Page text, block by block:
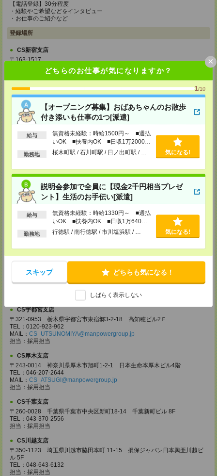
どちらのお仕事が気になりますか？
1/10
【オープニング募集】おばあちゃんのお散歩
付き添いも仕事の1つ[派遣]
給与
無資格未経験：時給1500円～ ■週払
いOK ■扶養内OK ■日収1万2000円
以上
勤務地 桜木町駅 / 石川町駅 / 日ノ出町駅 / … 気になる!
説明会参加で全員に【現金2千円相当プレゼ
ント】生活のお手伝い[派遣]
給与
無資格未経験：時給1330円～ ■週払
いOK ■扶養内OK ■日収1万640円
以上
勤務地 行徳駅 / 南行徳駅 / 市川塩浜駅 / … 気になる!
スキップ どちらも気になる！
しばらく表示しない
×
【電話登録】30分程度
・経験やご希望などをインタビュー
・お仕事のご紹介など
登録場所
CS新宿支店
〒163-1517
東京都新宿区西新宿 1-6-1 新宿エルタワー 17F
TEL：0120-659-458
MAIL：CS_SHINJUKU@manpowergroup.jp
担当：採用担当
CS立川支店
〒190-0012
東京都立川市曙町2-34-7 ファーレイーストビル 8F
MAIL：CS_TACHIKAWA@manpowergroup.jp
CS横浜支店
神奈川県横浜市西区みなとみらい 2-2-1 横浜ランドマークタワー36F
TEL：0120-659-459
MAIL：CS_YOKOHAMA@manpowergroup.jp
担当：採用担当
〒330-0854 埼玉県さいたま市大宮区桜木町 1-10-16 シーノ大宮ノース
TEL：0120-769-355
担当：採用担当
〒370-0831 群馬県高崎市あら町167 高崎第一生命ビルディング11Ｆ
TEL：027-320-6558
CS宇都宮支店
〒321-0953 栃木県宇都宮市東宿郷3-2-18 高知穂ビル2Ｆ
TEL：0120-923-962
MAIL： CS_UTSUNOMIYA@manpowergroup.jp
担当：採用担当
CS厚木支店
〒243-0014 神奈川県厚木市旭町1-2-1 日本生命本厚木ビル4階
TEL：046-207-2644
MAIL： CS_ATSUGI@manpowergroup.jp
担当：採用担当
CS千葉支店
〒260-0028 千葉県千葉市中央区新町18-14 千葉新町ビル 8F
TEL：043-370-2556
担当：採用担当
CS川越支店
〒350-1123 埼玉県川越市脇田本町 11-15 損保ジャパン日本興亜川越ビ
ル 5F
TEL：048-643-6132
担当：採用担当